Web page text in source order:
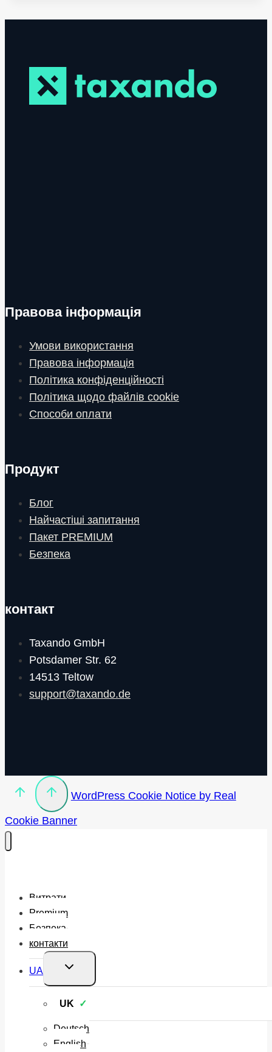
Правова інформація
Умови використання
Правова інформація
Політика конфіденційності
Політика щодо файлів cookie
Способи оплати
Продукт
Блог
Найчастіші запитання
Пакет PREMIUM
Безпека
контакт
Taxando GmbH
Potsdamer Str. 62
14513 Teltow
support@taxando.de
WordPress Cookie Notice by Real
Cookie Banner
Витрати
Premium
Безпека
контакти
UA
Перемкнути
нащадка
UK
Deutsch
English